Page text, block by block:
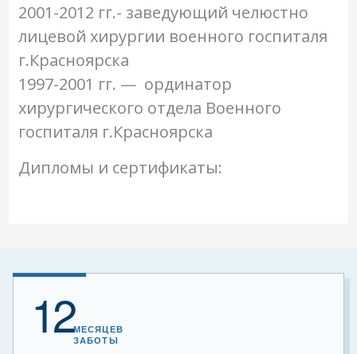
2001-2012 гг.- заведующий челюстно
лицевой хирургии военного госпиталя
г.Красноярска
1997-2001 гг. — ординатор
хирургического отдела Военного
госпиталя г.Красноярска
Дипломы и сертификаты:
12МЕСЯЦЕВ
ЗАБОТЫ